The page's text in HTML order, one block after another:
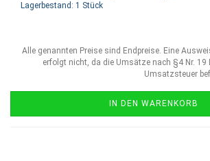
Lagerbestand: 1 Stück
Alle genannten Preise sind Endpreise. Eine
erfolgt nicht, da die Umsätze nach §4 Nr. 19
Umsatzsteuer
IN DEN WARENKORB